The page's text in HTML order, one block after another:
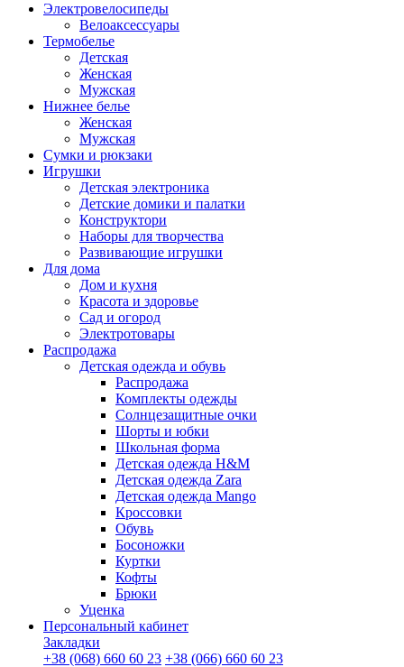
Электровелосипеды
Велоаксессуары
Термобелье
Детская
Женская
Мужская
Нижнее белье
Женская
Мужская
Сумки и рюкзаки
Игрушки
Детская электроника
Детские домики и палатки
Конструктори
Наборы для творчества
Развивающие игрушки
Для дома
Дом и кухня
Красота и здоровье
Сад и огород
Электротовары
Распродажа
Детская одежда и обувь
Распродажа
Комплекты одежды
Солнцезащитные очки
Шорты и юбки
Школьная форма
Детская одежда H&M
Детская одежда Zara
Детская одежда Mango
Кроссовки
Обувь
Босоножки
Куртки
Кофты
Брюки
Уценка
Персональный кабинет
Закладки
+38 (068) 660 60 23 +38 (066) 660 60 23